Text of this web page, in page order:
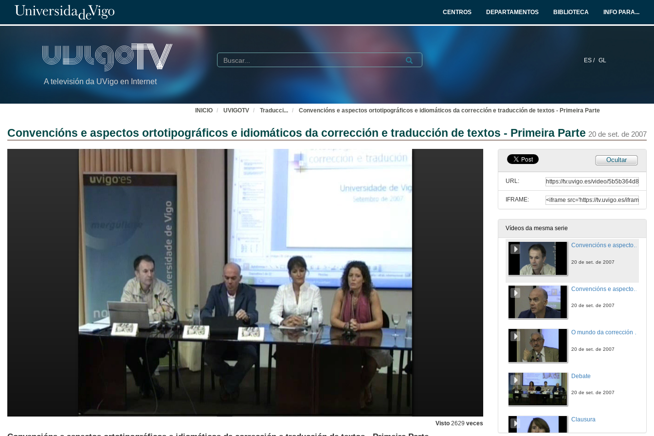
CENTROS DEPARTAMENTOS BIBLIOTECA INFO PARA...
A televisión da UVigo en Internet
ES / GL
Buscar Submit
INICIO UVIGOTV Traducci... Convencións e aspectos ortotipográficos e idiomáticos da corrección e traducción de textos - Primeira Parte
Convencións e aspectos ortotipográficos e idiomáticos da corrección e traducción de textos - Primeira Parte 20 de set. de 2007
Visto 2629 veces
Ocultar
URL:
IFRAME:
Vídeos da mesma serie
17 de set. de 2007
Panorámica da traducción sectorial
Panorámica da traducción editorial
17 de set. de 2007
Convencións e aspectos ortotipográficos e idiomáticos da corrección e traducción de textos - Primeira Parte
20 de set. de 2007
20 de set. de 2007
O mundo da corrección no proceso de traducción
20 de set. de 2007
Debate
20 de set. de 2007
Clausura